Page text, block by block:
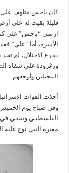
كان باجس متلهف على
قليلة بقيت له على
ارتمى “باجس” على
الأخيرة، أما
يقارع الاحتلال، لم
وزغرودة على شفاه
المحتلين وأوجعهم.
الفلسطيني وسجي في
مقبرة النبي نوح عليه